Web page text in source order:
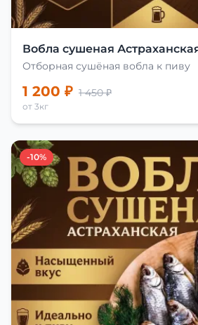
Вобла сушеная
Отборная сушёная вобла к пиву
1 200 ₽ 1 450 ₽
от 3кг
-10%